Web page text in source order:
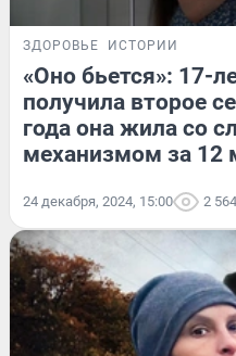
ЗДОРОВЬЕ ИСТОРИИ
«Оно бьется»: 17-
получила второе
года она жила со
механизмом за 12
24 декабря, 2024, 15:00 2 564